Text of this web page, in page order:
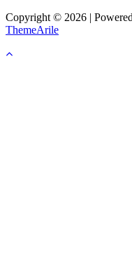
Copyright © 2026 |
ThemeArile